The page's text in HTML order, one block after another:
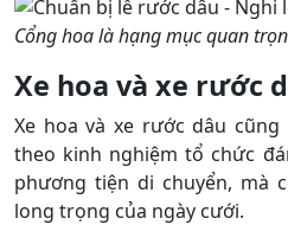
Cổng hoa là hạng mục quan
Xe hoa và xe rước
Xe hoa và xe rước dâu
theo kinh nghiệm tổ chức
phương tiện di chuyển, mà
long trọng của ngày cưới.